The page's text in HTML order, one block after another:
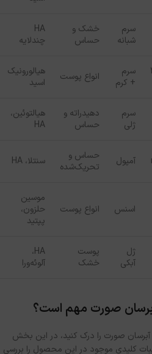
سرم
شبانه
خشک و
حساس
HA
چندلایه
سرم
+ کرم انواع پوست
هیالورونیک
اسید
سرم
ژلی
دهیدراته و
حساس
هیالتوئین،
HA
آمپول
حساس و
تحریک‌شده
سنتلا، HA
اسنس انواع پوست
موسین
حلزون،
پپتید
ژل
آبکی
پوست
خشک
HA،
آلوئه‌ورا
صورت مهم است؟
آبرسان صورت را درک کنید، در این بخش
کلیدی موجود در این محصول را بررسی